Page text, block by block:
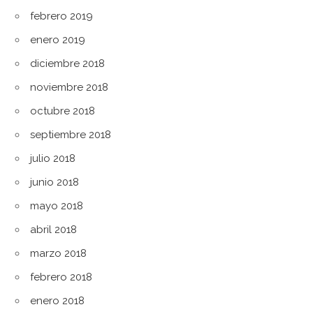
febrero 2019
enero 2019
diciembre 2018
noviembre 2018
octubre 2018
septiembre 2018
julio 2018
junio 2018
mayo 2018
abril 2018
marzo 2018
febrero 2018
enero 2018